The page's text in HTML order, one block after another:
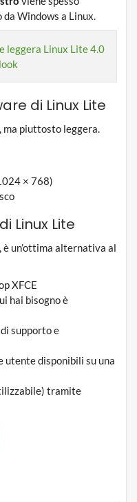
Windows a Linux.
leggera Linux Lite 4.0
di Linux Lite
ma piuttosto leggera.
× 768)
Linux Lite
un’ottima alternativa al
XFCE
hai bisogno è
supporto e
utente disponibili su una
tramite